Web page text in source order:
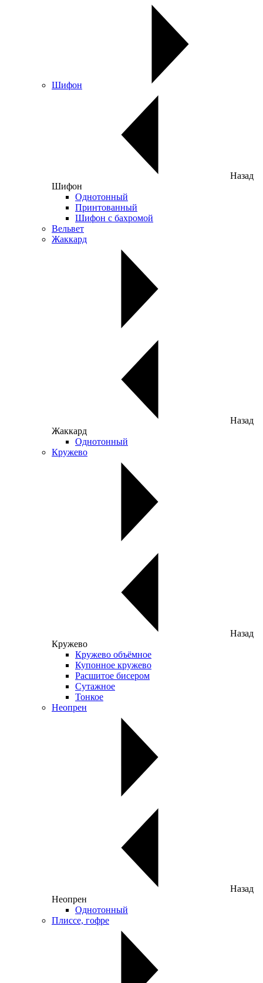
Шифон
Назад
Шифон
Однотонный
Принтованный
Шифон с бахромой
Вельвет
Жаккард
Назад
Жаккард
Однотонный
Кружево
Назад
Кружево
Кружево объёмное
Купонное кружево
Расшитое бисером
Сутажное
Тонкое
Неопрен
Назад
Неопрен
Однотонный
Плиссе, гофре